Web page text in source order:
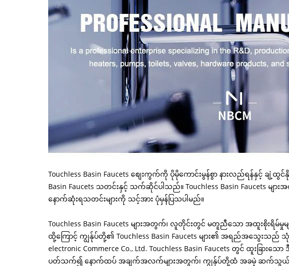
Touchless Basin Faucets စျေးကွက်ကို ပိုမိုကောင်းမွန်စွာ နားလည်ရန်နှင့် ခ
Basin Faucets သတင်းနှင့် သက်ဆိုင်ပါသည်။ Touchless Basin Faucets
နောက်ဆုံးရသတင်းများကို သင့်အား ပုံမှန်ပြသပါမည်။
Touchless Basin Faucets များအတွက်၊ လူတိုင်းတွင် မတူညီသော အထူးစိုးရိ
ထို့ကြောင့် ကျွန်ုပ်တို့၏ Touchless Basin Faucets များ၏ အရည်အသွေးသည် သုံး
electronic Commerce Co., Ltd. Touchless Basin Faucets တွင် ထူးခြာ
ပတ်သက်၍ နောက်ထပ် အချက်အလက်များအတွက်၊ ကျွန်ုပ်တို့ထံ အခမဲ့ ဆက်သွယ်